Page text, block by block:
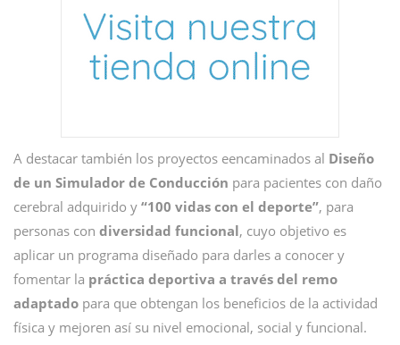
A destacar también los proyectos eencaminados al Diseño
de un Simulador de Conducción para pacientes con daño
cerebral adquirido y “100 vidas con el deporte”, para
personas con diversidad funcional, cuyo objetivo es
aplicar un programa diseñado para darles a conocer y
fomentar la práctica deportiva a través del remo
adaptado para que obtengan los beneficios de la actividad
física y mejoren así su nivel emocional, social y funcional.